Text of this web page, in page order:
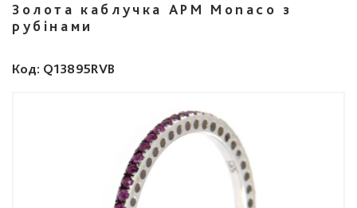
Золота каблучка APM Monaco з
рубінами
Код: Q13895RVB